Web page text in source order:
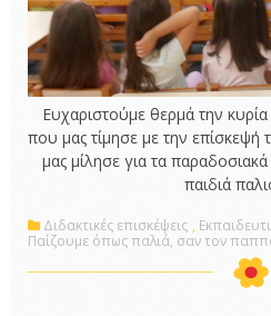
Ευχαριστούμε θερμά την
που μας τίμησε με την επίσκεψή
μας μίλησε για τα
παιδιά
Διδακτικές επισκέψεις ,
Παίζουμε όπως παλιά, σαν τον